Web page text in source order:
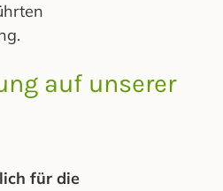
auf unserer
für die